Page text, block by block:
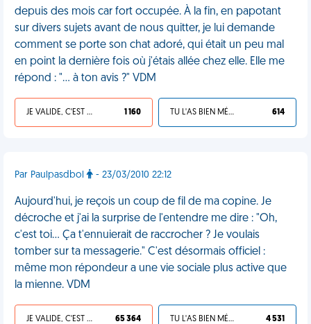
depuis des mois car fort occupée. À la fin, en papotant
sur divers sujets avant de nous quitter, je lui demande
comment se porte son chat adoré, qui était un peu mal
en point la dernière fois où j'étais allée chez elle. Elle me
répond : "… à ton avis ?" VDM
JE VALIDE, C'EST UNE VDM 1 160 TU L'AS BIEN MÉRITÉ 614
Par Paulpasdbol - 23/03/2010 22:12
Aujourd'hui, je reçois un coup de fil de ma copine. Je
décroche et j'ai la surprise de l'entendre me dire : "Oh,
c'est toi... Ça t'ennuierait de raccrocher ? Je voulais
tomber sur ta messagerie." C'est désormais officiel :
même mon répondeur a une vie sociale plus active que
la mienne. VDM
JE VALIDE, C'EST UNE VDM 65 364 TU L'AS BIEN MÉRITÉ 4 531